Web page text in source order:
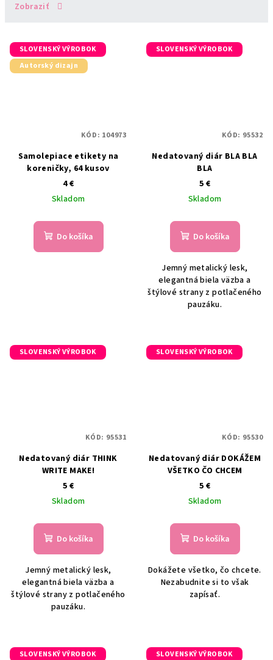
Zobraziť
SLOVENSKÝ VÝROBOK
Autorský dizajn
Samolepiace etikety na
koreničky, 64 kusov
4 €
Skladom
Do košíka
KÓD: 104973
SLOVENSKÝ VÝROBOK
Nedatovaný diár BLA BLA
BLA
5 €
Skladom
Do košíka
Jemný metalický lesk,
elegantná biela väzba a
štýlové strany z potlačeného
pauzáku.
KÓD: 95532
SLOVENSKÝ VÝROBOK
Nedatovaný diár THINK
WRITE MAKE!
5 €
Skladom
Do košíka
Jemný metalický lesk,
elegantná biela väzba a
štýlové strany z potlačeného
pauzáku.
KÓD: 95531
SLOVENSKÝ VÝROBOK
Nedatovaný diár DOKÁŽEM
VŠETKO ČO CHCEM
5 €
Skladom
Do košíka
Dokážete všetko, čo chcete.
Nezabudnite si to však
zapísať.
KÓD: 95530
SLOVENSKÝ VÝROBOK SLOVENSKÝ VÝROBOK